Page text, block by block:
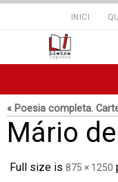
INICI
« Poesia completa.
Mário
Full size is 875 × 1250